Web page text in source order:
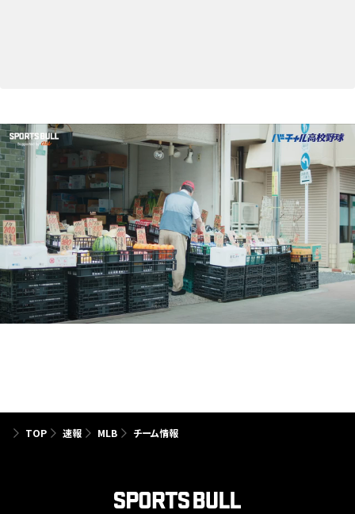
TOP 速報 MLB チーム情報